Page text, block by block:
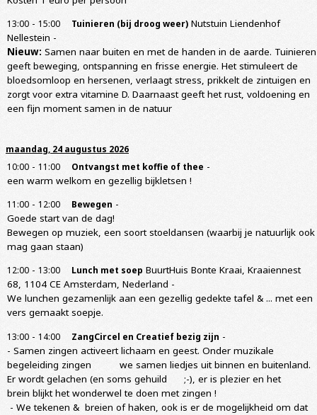
13:00 - 15:00 Tuinieren (bij droog weer) Nutstuin Liendenhof
Nellestein -
Nieuw: Samen naar buiten en met de handen in de aarde. Tuinieren
geeft beweging, ontspanning en frisse energie. Het stimuleert de
bloedsomloop en hersenen, verlaagt stress, prikkelt de zintuigen en
zorgt voor extra vitamine D. Daarnaast geeft het rust, voldoening en
een fijn moment samen in de natuur
maandag, 24 augustus 2026
10:00 - 11:00 Ontvangst met koffie of thee -
een warm welkom en gezellig bijkletsen !
11:00 - 12:00 Bewegen -
Goede start van de dag!
Bewegen op muziek, een soort stoeldansen (waarbij je natuurlijk ook
mag gaan staan)
12:00 - 13:00 Lunch met soep BuurtHuis Bonte Kraai, Kraaiennest
68, 1104 CE Amsterdam, Nederland -
We lunchen gezamenlijk aan een gezellig gedekte tafel & ... met een
vers gemaakt soepje.
13:00 - 14:00 ZangCircel en Creatief bezig zijn -
- Samen zingen activeert lichaam en geest. Onder muzikale
begeleiding zingen we samen liedjes uit binnen en buitenland.
Er wordt gelachen (en soms gehuild ;-), er is plezier en het
brein blijkt het wonderwel te doen met zingen !
- We tekenen & breien of haken, ook is er de mogelijkheid om dat